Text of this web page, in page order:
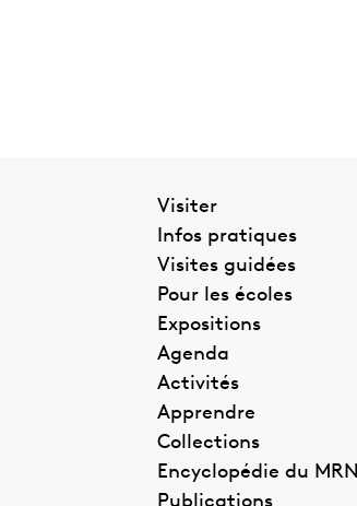
Visiter
Infos pratiques
Visites guidées
Pour les écoles
Expositions
Agenda
Activités
Apprendre
Collections
Encyclopédie du MRN